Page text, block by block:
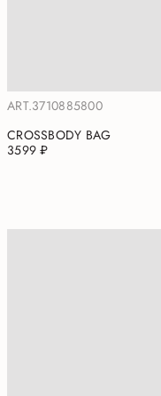
ART.3710885800
CROSSBODY BAG
3599 ₽